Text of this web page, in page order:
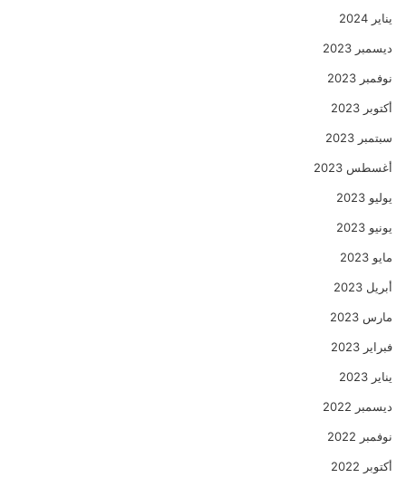
يناير 2024
ديسمبر 2023
نوفمبر 2023
أكتوبر 2023
سبتمبر 2023
أغسطس 2023
يوليو 2023
يونيو 2023
مايو 2023
أبريل 2023
مارس 2023
فبراير 2023
يناير 2023
ديسمبر 2022
نوفمبر 2022
أكتوبر 2022